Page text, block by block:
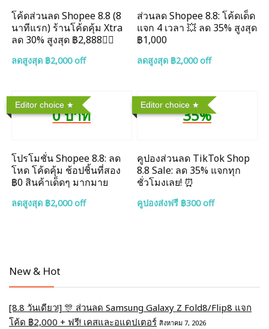
โค้ดส่วนลด Shopee 8.8 (8
นาทีแรก) ร้านโค้ดคุ้ม Xtra
ลด 30% สูงสุด ฿2,888❤️‍🔥
ลดสูงสุด ฿2,000 off
ส่วนลด Shopee 8.8: โค้ดเด็ด
แจก 4 เวลา 💥 ลด 35% สูงสุด
฿1,000
ลดสูงสุด ฿2,000 off
Editor choice
0 บาท
โปรโมชั่น Shopee 8.8: ลด
โหด โค้ดคุ้ม ช้อปชิ้นที่สอง
฿0 สินค้าเด็ดๆ มากมาย
ลดสูงสุด ฿2,000 off
Editor choice
35%
คูปองส่วนลด TikTok Shop
8.8 Sale: ลด 35% แจกทุก
ชั่วโมงเลย! ⏰
คูปองส่งฟรี ฿300 off
New & Hot
[8.8 วันเดียว!] 🎊 ส่วนลด Samsung Galaxy Z Fold8/Flip8 แจก
โค้ด ฿2,000 + ฟรี! เคสและอแดปเตอร์ สิงหาคม 7, 2026